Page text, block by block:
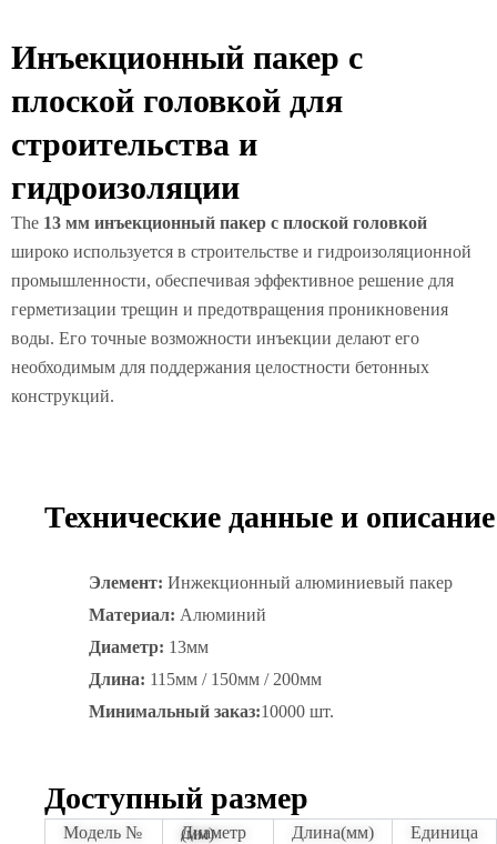
Инъекционный пакер с
плоской головкой для
строительства и
гидроизоляции
The 13 мм инъекционный пакер с плоской головкой
широко используется в строительстве и гидроизоляционной
промышленности, обеспечивая эффективное решение для
герметизации трещин и предотвращения проникновения
воды. Его точные возможности инъекции делают его
необходимым для поддержания целостности бетонных
конструкций.
Технические данные и описание
Элемент: Инжекционный алюминиевый пакер
Материал: Алюминий
Диаметр: 13мм
Длина: 115мм / 150мм / 200мм
Минимальный заказ:10000 шт.
Доступный размер
Модель № Диаметр (мм) Длина(мм) Единица